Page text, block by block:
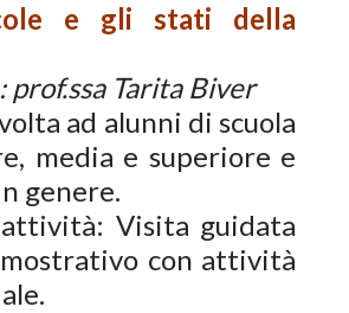
e gli stati della
prof.ssa Tarita Biver
ad alunni di scuola
media e superiore e
genere.
Visita guidata
con attività